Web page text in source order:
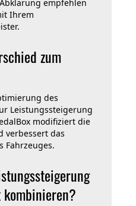
empfehlen
Ihrem
zum
des
Leistungssteigerung
modifiziert die
verbessert das
Fahrzeuges.